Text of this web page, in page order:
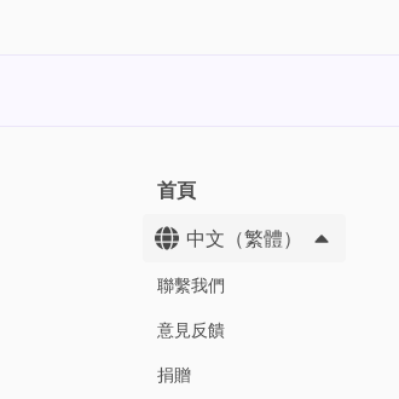
首頁
中文（繁體）
聯繫我們
意見反饋
捐贈